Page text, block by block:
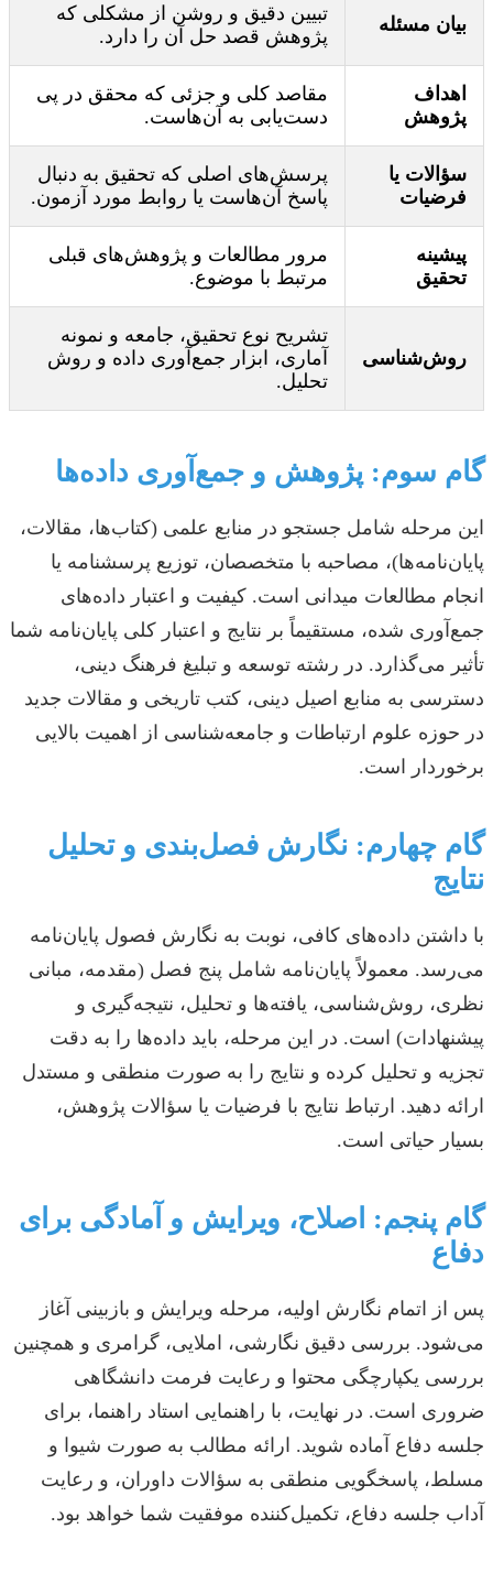
بیان مسئله
تبیین دقیق و روشن از مشکلی که
پژوهش قصد حل آن را دارد.
اهداف
پژوهش
مقاصد کلی و جزئی که محقق در پی
دست‌یابی به آن‌هاست.
سؤالات یا
فرضیات
پرسش‌های اصلی که تحقیق به دنبال
پاسخ آن‌هاست یا روابط مورد آزمون.
پیشینه
تحقیق
مرور مطالعات و پژوهش‌های قبلی
مرتبط با موضوع.
روش‌شناسی
تشریح نوع تحقیق، جامعه و نمونه
آماری، ابزار جمع‌آوری داده و روش
تحلیل.
گام سوم: پژوهش و جمع‌آوری داده‌ها
این مرحله شامل جستجو در منابع علمی (کتاب‌ها، مقالات،
پایان‌نامه‌ها)، مصاحبه با متخصصان، توزیع پرسشنامه یا
انجام مطالعات میدانی است. کیفیت و اعتبار داده‌های
جمع‌آوری شده، مستقیماً بر نتایج و اعتبار کلی پایان‌نامه شما
تأثیر می‌گذارد. در رشته توسعه و تبلیغ فرهنگ دینی،
دسترسی به منابع اصیل دینی، کتب تاریخی و مقالات جدید
در حوزه علوم ارتباطات و جامعه‌شناسی از اهمیت بالایی
برخوردار است.
گام چهارم: نگارش فصل‌بندی و تحلیل
نتایج
با داشتن داده‌های کافی، نوبت به نگارش فصول پایان‌نامه
می‌رسد. معمولاً پایان‌نامه شامل پنج فصل (مقدمه، مبانی
نظری، روش‌شناسی، یافته‌ها و تحلیل، نتیجه‌گیری و
پیشنهادات) است. در این مرحله، باید داده‌ها را به دقت
تجزیه و تحلیل کرده و نتایج را به صورت منطقی و مستدل
ارائه دهید. ارتباط نتایج با فرضیات یا سؤالات پژوهش،
بسیار حیاتی است.
گام پنجم: اصلاح، ویرایش و آمادگی برای
دفاع
پس از اتمام نگارش اولیه، مرحله ویرایش و بازبینی آغاز
می‌شود. بررسی دقیق نگارشی، املایی، گرامری و همچنین
بررسی یکپارچگی محتوا و رعایت فرمت دانشگاهی
ضروری است. در نهایت، با راهنمایی استاد راهنما، برای
جلسه دفاع آماده شوید. ارائه مطالب به صورت شیوا و
مسلط، پاسخگویی منطقی به سؤالات داوران، و رعایت
آداب جلسه دفاع، تکمیل‌کننده موفقیت شما خواهد بود.